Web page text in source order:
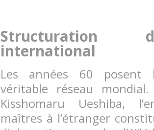
Structuration
international
Les années 60 posent
véritable réseau
Kisshomaru Ueshiba,
maîtres à l’étranger